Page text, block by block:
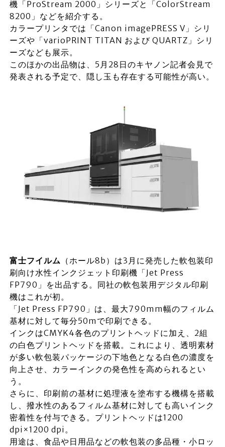
機「ProStream 2000」シリーズと「ColorStream
8200」などを紹介する。
カラープリンタでは「Canon imagePRESS V」シリ
ーズや「varioPRINT TITAN および QUARTZ」シリ
ーズなども展示。
このほかの出品物は、5月28日のキヤノン記者会見で
発表される予定で、隠し玉も存在する可能性が高い。
富士フイルム （ホール8b）は3月に発売した軟包装印
刷向け水性インクジェット印刷機「Jet Press
FP790」を出品する。同社の軟包装用デジタル印刷
機はこれが初。
「Jet Press FP790」は、最大790mm幅のフィルム
基材に対して毎分50mで印刷できる。
インクはCMYK4各色のプリントヘッドに加え、2組
の白色プリントヘッドを搭載。これにより、透明素材
が多い軟包装パッケージの下地色となる白色の濃度を
向上させ、カラーインクの発色性を高められるとい
う。
さらに、印刷前の基材に処理液を塗布する機構を搭載
し、撥水性のあるフィルム基材に対しても高いインク
密着性を付与できる。プリントヘッドは1200
dpi×1200 dpi。
用途は、食品や日用品などの軟包装の多品種・小ロッ